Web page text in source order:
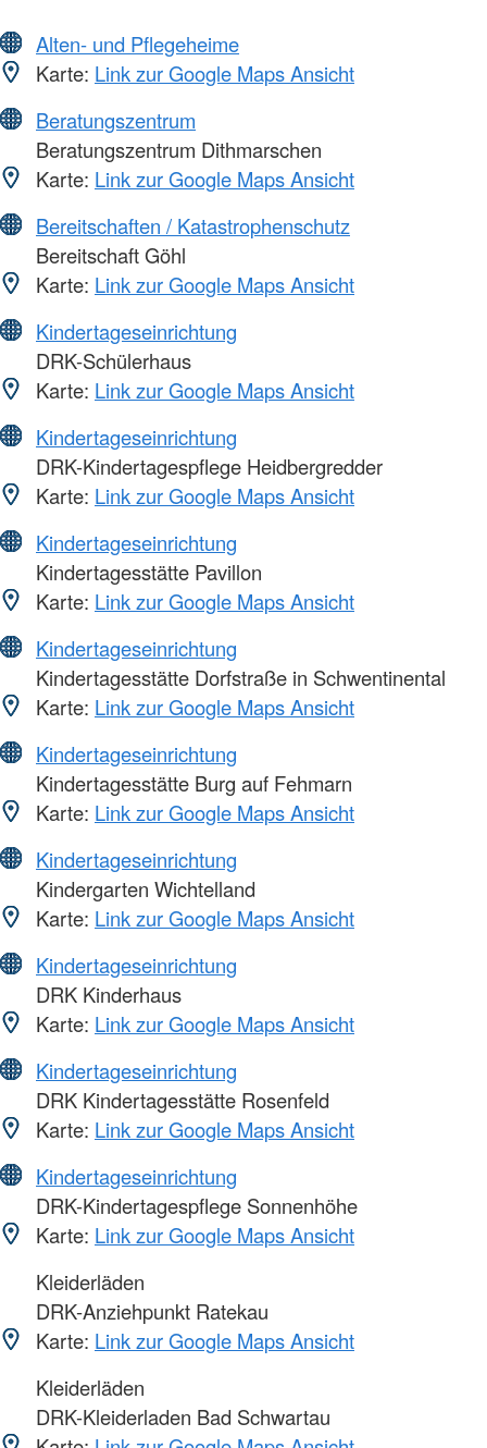
Alten- und Pflegeheime
Karte: Link zur Google Maps Ansicht
Beratungszentrum
Beratungszentrum Dithmarschen
Karte: Link zur Google Maps Ansicht
Bereitschaften / Katastrophenschutz
Bereitschaft Göhl
Karte: Link zur Google Maps Ansicht
Kindertageseinrichtung
DRK-Schülerhaus
Karte: Link zur Google Maps Ansicht
Kindertageseinrichtung
DRK-Kindertagespflege Heidbergredder
Karte: Link zur Google Maps Ansicht
Kindertageseinrichtung
Kindertagesstätte Pavillon
Karte: Link zur Google Maps Ansicht
Kindertageseinrichtung
Kindertagesstätte Dorfstraße in Schwentinental
Karte: Link zur Google Maps Ansicht
Kindertageseinrichtung
Kindertagesstätte Burg auf Fehmarn
Karte: Link zur Google Maps Ansicht
Kindertageseinrichtung
Kindergarten Wichtelland
Karte: Link zur Google Maps Ansicht
Kindertageseinrichtung
DRK Kinderhaus
Karte: Link zur Google Maps Ansicht
Kindertageseinrichtung
DRK Kindertagesstätte Rosenfeld
Karte: Link zur Google Maps Ansicht
Kindertageseinrichtung
DRK-Kindertagespflege Sonnenhöhe
Karte: Link zur Google Maps Ansicht
Kleiderläden
DRK-Anziehpunkt Ratekau
Karte: Link zur Google Maps Ansicht
Kleiderläden
DRK-Kleiderladen Bad Schwartau